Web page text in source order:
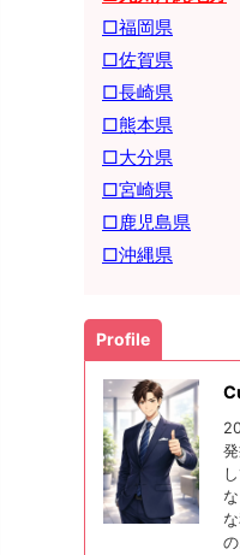
□福岡県
□佐賀県
□長崎県
□熊本県
□大分県
□宮崎県
□鹿児島県
□沖縄県
Profile